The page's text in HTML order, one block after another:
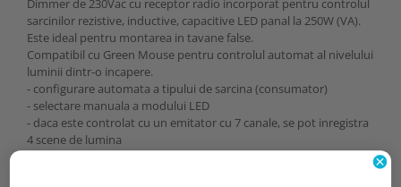
Dimmer de 230Vac cu receptor radio incorporat pentru controlul
sarcinilor rezistive, inductive, capacitive LED panal la 250W (VA).
Este ideal pentru montarea in tavane false.
Compatibil cu Green Mouse pentru controlul automat al nivelului
luminii dintr-o incapere.
- configurare automata a tipului de sarcina (consumator)
- selectare manuala a modului LED
- daca este controlat cu un emitator cu 7 canale, se pot inregistra
4 scene de lumina
- intrari si de butoane pentru controlul manual